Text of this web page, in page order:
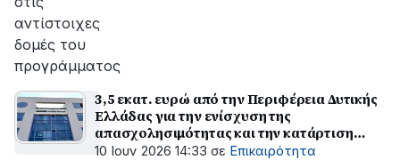
αντίστοιχες
δομές του
προγράμματος
3,5 εκατ. ευρώ από την Περιφέρεια Δυτικής
Ελλάδας για την ενίσχυση της
απασχολησιμότητας και την κατάρτιση
ανέργων
10 Ιουν 2026 14:33 σε Επικαιρότητα